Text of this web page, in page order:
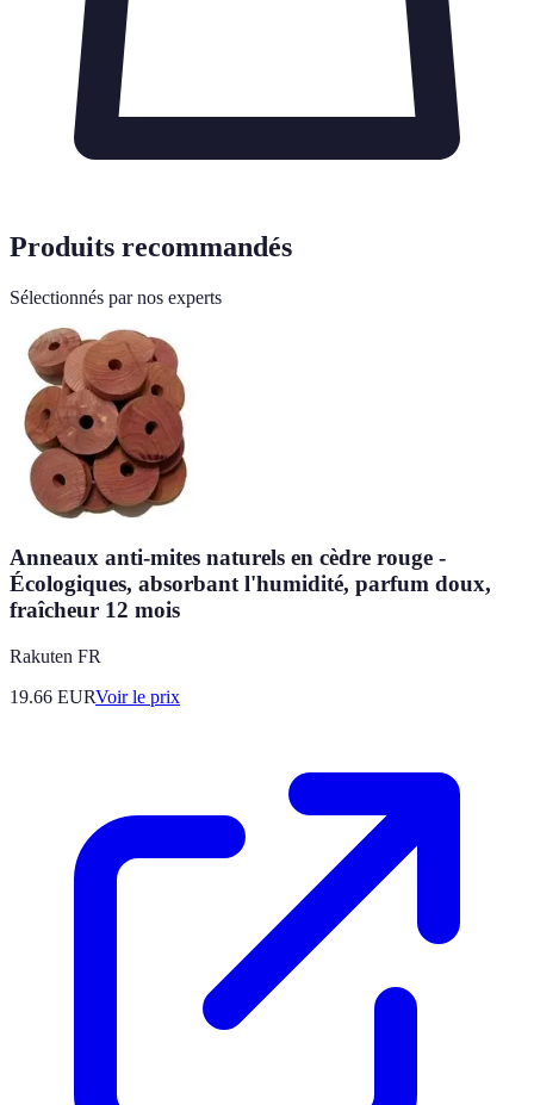
Produits recommandés
Sélectionnés par nos experts
Anneaux anti-mites naturels en cèdre rouge -
Écologiques, absorbant l'humidité, parfum doux,
fraîcheur 12 mois
Rakuten FR
19.66 EURVoir le prix